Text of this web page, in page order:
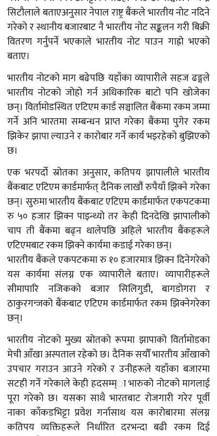
सिटौलाले बताएअनुसार नेपाल राष्ट्र बैंकले भारतीय नोट नदिने
गरेको र स्थानीय बजारबाट नै भारतीय नोट सङ्कलन गरी बिक्री
वितरण गर्नुपर्ने भएकाले भारतीय नोट पाउन गाह्रो भएको
बताए।
भारतीय नोटको माग बढेपछि यहाँका व्यापारीले सहज ढङ्गले
भारतीय नोटको जोहो गर्न अधिकारिक बाटो पनि खोजेका
छन्। विर्तामोडस्थित एटिएम कार्ड सञ्चालित बैंकमा रकम जम्मा
गर्ने अनि भारतमा सम्बन्धन प्राप्त गरेका बैंकमा पुगेर रकम
झिकेर झापा ल्याउने र कारोबार गर्ने कार्य भइरहेको बुझिएको
छ।
एक भरपर्दो स्रोतका अनुसार, कतिपय झापालीले भारतीय
बैंकबाट एटिएम कार्डमार्फत् दैनिक लाखौंं रुपैयाँ झिक्ने गरेका
छन्। सुरुमा भारतीय बैंकबाट एटिएम कार्डमार्फत एकपटकमा
रु ५० हजार झिक्न पाइन्थ्यो तर केही दिनदेखि झापालीको
चाप ती बैंकमा बढ्न थालेपछि अहिले भारतीय बैंकहरूले
एटिएमबाट रकम झिक्ने कार्यमा कडाई गरेका छन्।
भारतीय बैंकले एकपटकमा रु १० हजारमात्र झिक्न दिनेगरेको
यस कार्यमा संलग्न एक व्यापारीले बताए। व्यापारीहरूले
सीमापारि नजिकको बजार सिलिगुडी, बागडोगरा र
ठाकुरगन्जको बैंकबाट एटिएम कार्डमार्फत रकम झिक्नेगरेका
छन्।
भारतीय नोटको मुख्य स्रोतको रूपमा झापाको विर्तामोडका
मेची आँखा अस्पताल रहेको छ। दैनिक सयौँ भारतीय आँखाको
उपचार गराउन आउने गरेको र उनीहरूले यहाँका बजारमा
सटही गर्ने गरेकाले केही हदसम्म्ा भारुको नोटको मागलाई
पूरा गरेको छ। यसका साथै भारतबाट रोजगारी गरेर पूर्वी
नाका काँकडभिट्टा प्रवेश गर्नासाथ यस कारोबारमा संलग्न
कतिपय व्यक्तिहरूले निर्धारित दरभन्दा बढी रकम दिई